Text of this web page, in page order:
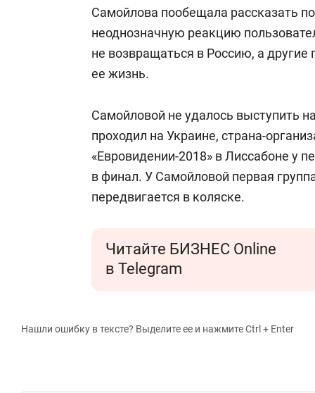
Самойлова пообещала рассказать
неоднозначную реакцию
не возвращаться в Россию, а другие
ее жизнь.
Самойловой не удалось выступить
проходил на Украине, страна-
«Евровидении-2018» в Лиссабоне у
в финал. У Самойловой первая
передвигается в коляске.
Читайте БИЗНЕС Online
в Telegram
Нашли ошибку в тексте? Выделите ее и нажмите Ctrl + Enter